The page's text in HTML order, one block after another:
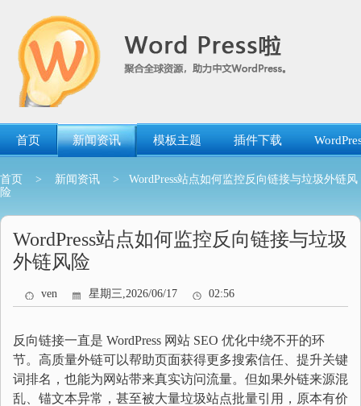
首页 新闻资讯 模板主题 插件下载
首页 > 新闻资讯
> WordPress站点如何监控反向链接与垃圾外链风
险
WordPress站点如何监控反向链接与垃圾
外链风险
ven 星期三,2026/06/17 02:56
反向链接一直是 WordPress 网站 SEO 优化中绕不开的环
节。高质量外链可以帮助页面获得更多搜索信任、提升关键
词排名，也能为网站带来真实访问流量。但如果外链来源混
乱、锚文本异常，甚至被大量垃圾站点批量引用，原本有价